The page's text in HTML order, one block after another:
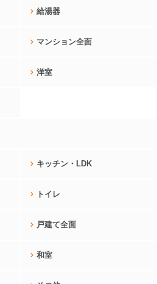
給湯器
マンション全面
洋室
キッチン・LDK
トイレ
戸建て全面
和室